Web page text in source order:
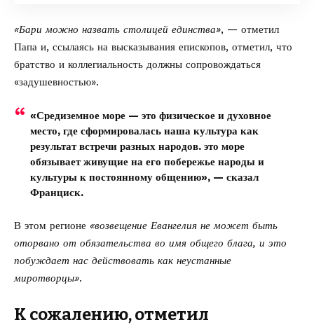
«Бари можно назвать столицей единства», — отметил
Папа и, ссылаясь на высказывания епископов, отметил, что
братство и коллегиальность должны сопровождаться
«задушевностью».
«Средиземное море — это физическое и духовное
место, где сформировалась наша культура как
результат встречи разных народов. это море
обязывает живущие на его побережье народы и
культуры к постоянному общению», — сказал
Франциск.
В этом регионе «возвещение Евангелия не может быть
оторвано от обязательства во имя общего блага, и это
побуждает нас действовать как неустанные
миротворцы».
К сожалению, отметил